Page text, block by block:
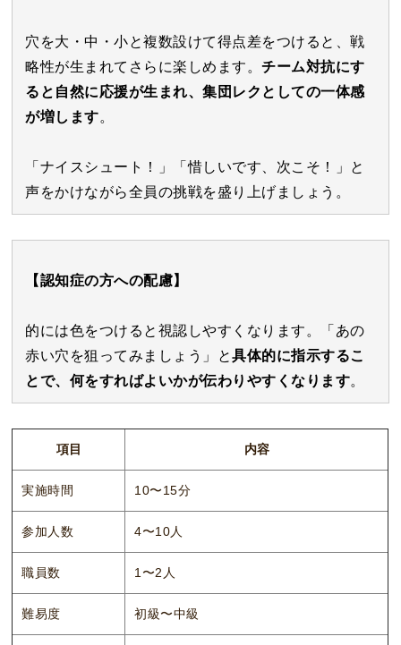
穴を大・中・小と複数設けて得点差をつけると、戦
略性が生まれてさらに楽しめます。チーム対抗にす
ると自然に応援が生まれ、集団レクとしての一体感
が増します。
「ナイスシュート！」「惜しいです、次こそ！」と
声をかけながら全員の挑戦を盛り上げましょう。
【認知症の方への配慮】
的には色をつけると視認しやすくなります。「あの
赤い穴を狙ってみましょう」と具体的に指示するこ
とで、何をすればよいかが伝わりやすくなります。
項目 内容
実施時間 10〜15分
参加人数 4〜10人
職員数 1〜2人
難易度 初級〜中級